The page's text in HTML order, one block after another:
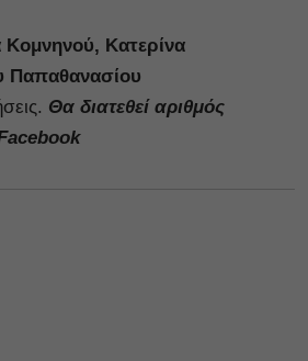
Κομνηνού, Κατερίνα
Παπαθανασίου
Θα διατεθεί αριθμός